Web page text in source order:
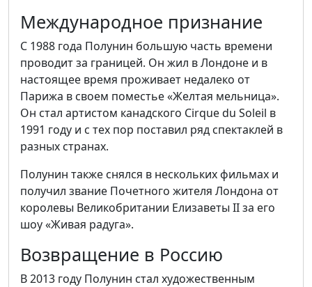
Международное признание
С 1988 года Полунин большую часть времени
проводит за границей. Он жил в Лондоне и в
настоящее время проживает недалеко от
Парижа в своем поместье «Желтая мельница».
Он стал артистом канадского Cirque du Soleil в
1991 году и с тех пор поставил ряд спектаклей в
разных странах.
Полунин также снялся в нескольких фильмах и
получил звание Почетного жителя Лондона от
королевы Великобритании Елизаветы II за его
шоу «Живая радуга».
Возвращение в Россию
В 2013 году Полунин стал художественным